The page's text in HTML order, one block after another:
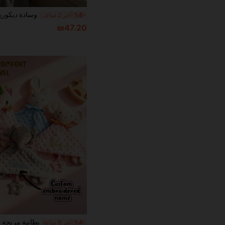
%8- آخر 2 ساعة أيام
₪47.20
%4- آخر 8 ساعة